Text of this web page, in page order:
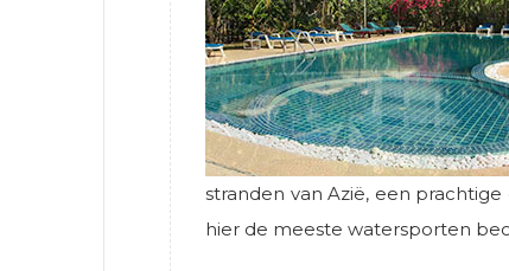
stranden van Azië, een
hier de meeste watersporten